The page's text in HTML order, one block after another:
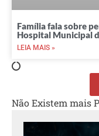
Família fala sobre
Hospital Municipal
LEIA MAIS »
Não Existem mais